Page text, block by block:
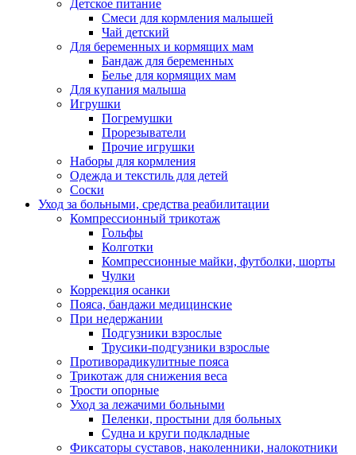
Детское питание
Смеси для кормления малышей
Чай детский
Для беременных и кормящих мам
Бандаж для беременных
Белье для кормящих мам
Для купания малыша
Игрушки
Погремушки
Прорезыватели
Прочие игрушки
Наборы для кормления
Одежда и текстиль для детей
Соски
Уход за больными, средства реабилитации
Компрессионный трикотаж
Гольфы
Колготки
Компрессионные майки, футболки, шорты
Чулки
Коррекция осанки
Пояса, бандажи медицинские
При недержании
Подгузники взрослые
Трусики-подгузники взрослые
Противорадикулитные пояса
Трикотаж для снижения веса
Трости опорные
Уход за лежачими больными
Пеленки, простыни для больных
Судна и круги подкладные
Фиксаторы суставов, наколенники, налокотники